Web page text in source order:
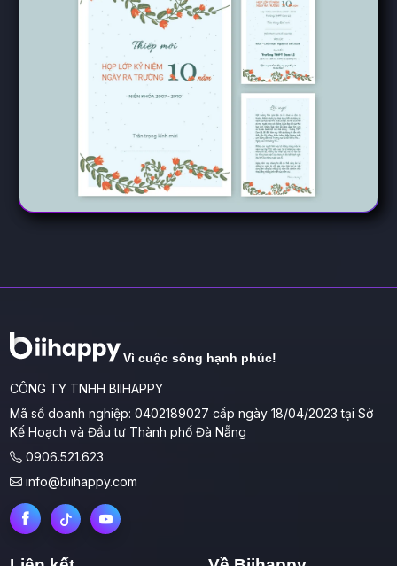
Vì cuộc sống hạnh phúc!
CÔNG TY TNHH BIIHAPPY
Mã số doanh nghiệp: 0402189027 cấp ngày 18/04/2023 tại Sở
Kế Hoạch và Đầu tư Thành phố Đà Nẵng
0906.521.623
info@biihappy.com